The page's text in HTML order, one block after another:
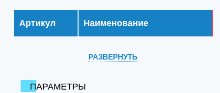
Артикул Наименование
РАЗВЕРНУТЬ
ПАРАМЕТРЫ